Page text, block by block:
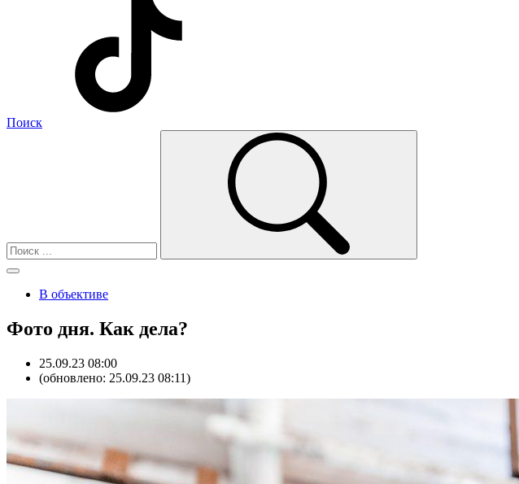
Поиск
В объективе
Фото дня. Как дела?
25.09.23 08:00
(обновлено: 25.09.23 08:11)